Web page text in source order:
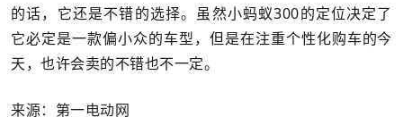
的话，它还是不错的选择。虽然小蚂蚁300的定位决定了
它必定是一款偏小众的车型，但是在注重个性化购车的今
天，也许会卖的不错也不一定。
来源：第一电动网